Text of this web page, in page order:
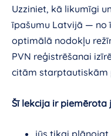
Uzziniet, kā likumīgi
īpašumu Latvijā — no
optimālā nodokļu
PVN reģistrēšanai
citām starptautiskām
Šī lekcija ir piemērota